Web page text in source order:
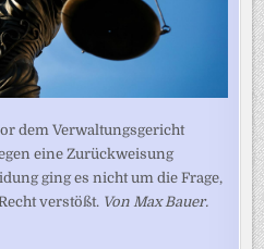
dem Verwaltungsgericht
eine Zurückweisung
ging es nicht um die Frage,
verstößt. Von Max Bauer.